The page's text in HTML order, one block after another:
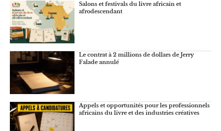
Salons et festivals du livre africain et
afrodescendant
Le contrat à 2 millions de dollars de Jerry
Falade annulé
Appels et opportunités pour les professionnels
africains du livre et des industries créatives